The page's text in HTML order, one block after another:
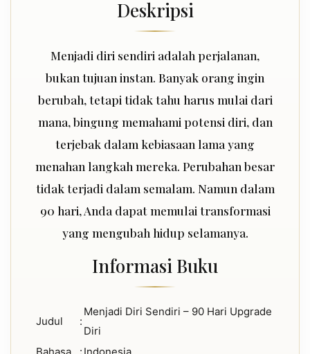
Deskripsi
Menjadi diri sendiri adalah perjalanan,
bukan tujuan instan. Banyak orang ingin
berubah, tetapi tidak tahu harus mulai dari
mana, bingung memahami potensi diri, dan
terjebak dalam kebiasaan lama yang
menahan langkah mereka. Perubahan besar
tidak terjadi dalam semalam. Namun dalam
90 hari, Anda dapat memulai transformasi
yang mengubah hidup selamanya.
Informasi Buku
Judul :
Menjadi Diri Sendiri – 90 Hari Upgrade
Diri